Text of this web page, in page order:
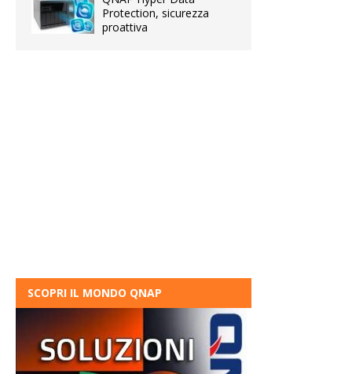
Protection, sicurezza
proattiva
SCOPRI IL MONDO QNAP